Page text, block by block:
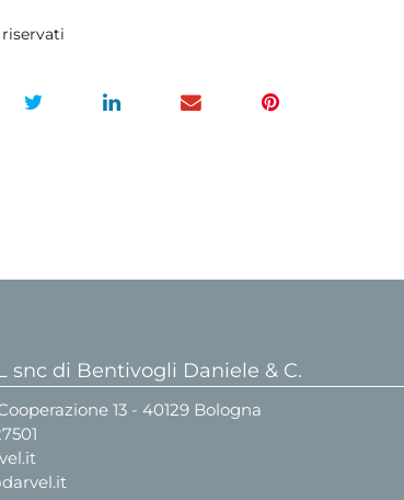
snc di Bentivogli Daniele & C.
13 - 40129 Bologna